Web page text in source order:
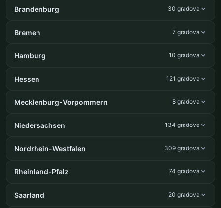
Brandenburg 30 gradova
Bremen 7 gradova
Hamburg 10 gradova
Hessen 121 gradova
Mecklenburg-Vorpommern 8 gradova
Niedersachsen 134 gradova
Nordrhein-Westfalen 309 gradova
Rheinland-Pfalz 74 gradova
Saarland 20 gradova